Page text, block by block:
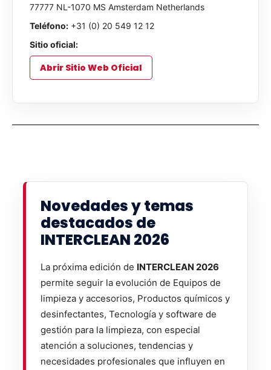
77777 NL-1070 MS Amsterdam Netherlands
Teléfono: +31 (0) 20 549 12 12
Sitio oficial:
Abrir Sitio Web Oficial
Novedades y temas
destacados de
INTERCLEAN 2026
La próxima edición de INTERCLEAN 2026
permite seguir la evolución de Equipos de
limpieza y accesorios, Productos químicos y
desinfectantes, Tecnología y software de
gestión para la limpieza, con especial
atención a soluciones, tendencias y
necesidades profesionales que influyen en